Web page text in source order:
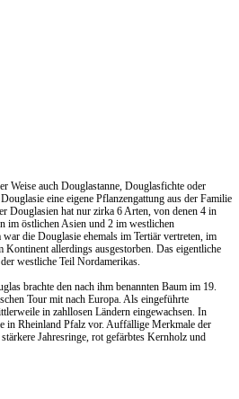
Weise auch Douglastanne, Douglasfichte oder
eine eigene Pflanzengattung aus der Familie
Douglasien hat nur zirka 6 Arten, von denen 4 in
im östlichen Asien und 2 im westlichen
die Douglasie ehemals im Tertiär vertreten, im
Kontinent allerdings ausgestorben. Das eigentliche
westliche Teil Nordamerikas.
brachte den nach ihm benannten Baum im 19.
Tour mit nach Europa. Als eingeführte
in zahllosen Ländern eingewachsen. In
in Rheinland Pfalz vor. Auffällige Merkmale der
Jahresringe, rot gefärbtes Kernholz und